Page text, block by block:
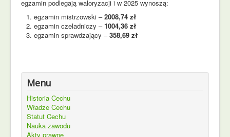
egzamin podlegają waloryzacji i w 2025 wynoszą:
egzamin mistrzowski –2008,74 zł
egzamin czeladniczy –1004,36 zł
egzamin sprawdzający –358,69 zł
Menu
Historia Cechu
Władze Cechu
Statut Cechu
Nauka zawodu
Akty prawne